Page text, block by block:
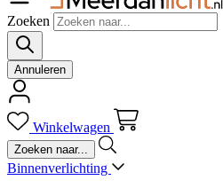
Zoeken
Annuleren
Winkelwagen
Binnenverlichting